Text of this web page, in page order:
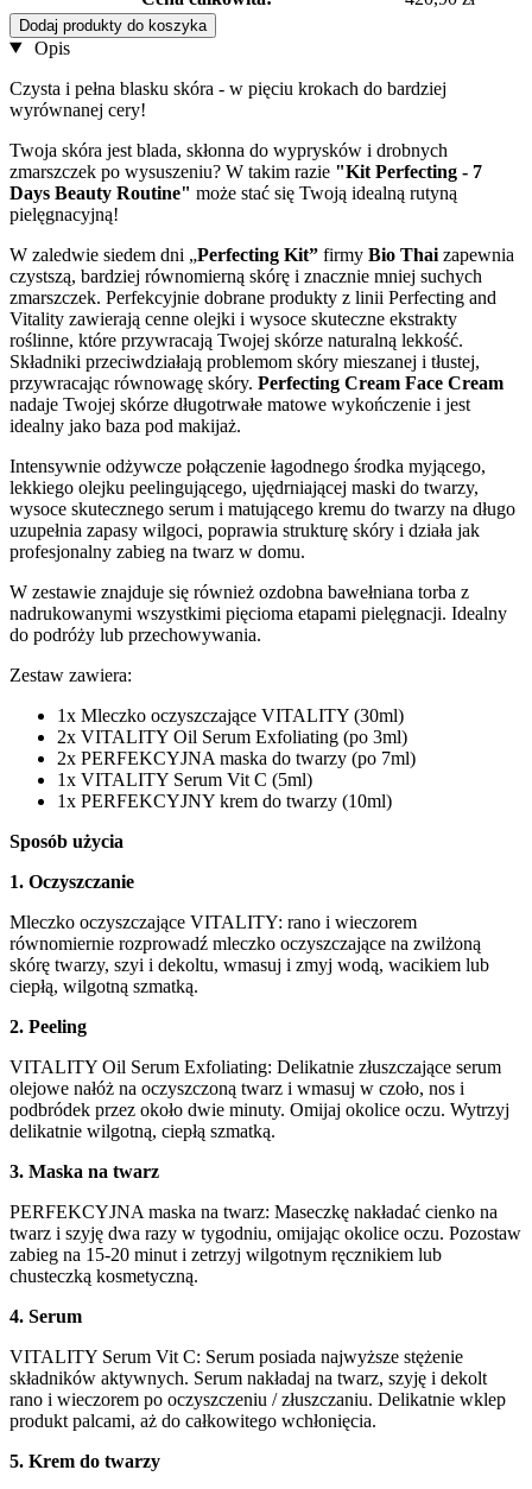
Dodaj produkty do koszyka
Opis
Czysta i pełna blasku skóra - w pięciu krokach do bardziej
wyrównanej cery!
Twoja skóra jest blada, skłonna do wyprysków i drobnych
zmarszczek po wysuszeniu? W takim razie "Kit Perfecting - 7
Days Beauty Routine" może stać się Twoją idealną rutyną
pielęgnacyjną!
W zaledwie siedem dni „Perfecting Kit” firmy Bio Thai zapewnia
czystszą, bardziej równomierną skórę i znacznie mniej suchych
zmarszczek. Perfekcyjnie dobrane produkty z linii Perfecting and
Vitality zawierają cenne olejki i wysoce skuteczne ekstrakty
roślinne, które przywracają Twojej skórze naturalną lekkość.
Składniki przeciwdziałają problemom skóry mieszanej i tłustej,
przywracając równowagę skóry. Perfecting Cream Face Cream
nadaje Twojej skórze długotrwałe matowe wykończenie i jest
idealny jako baza pod makijaż.
Intensywnie odżywcze połączenie łagodnego środka myjącego,
lekkiego olejku peelingującego, ujędrniającej maski do twarzy,
wysoce skutecznego serum i matującego kremu do twarzy na długo
uzupełnia zapasy wilgoci, poprawia strukturę skóry i działa jak
profesjonalny zabieg na twarz w domu.
W zestawie znajduje się również ozdobna bawełniana torba z
nadrukowanymi wszystkimi pięcioma etapami pielęgnacji. Idealny
do podróży lub przechowywania.
Zestaw zawiera:
1x Mleczko oczyszczające VITALITY (30ml)
2x VITALITY Oil Serum Exfoliating (po 3ml)
2x PERFEKCYJNA maska do twarzy (po 7ml)
1x VITALITY Serum Vit C (5ml)
1x PERFEKCYJNY krem do twarzy (10ml)
Sposób użycia
1. Oczyszczanie
Mleczko oczyszczające VITALITY: rano i wieczorem
równomiernie rozprowadź mleczko oczyszczające na zwilżoną
skórę twarzy, szyi i dekoltu, wmasuj i zmyj wodą, wacikiem lub
ciepłą, wilgotną szmatką.
2. Peeling
VITALITY Oil Serum Exfoliating: Delikatnie złuszczające serum
olejowe nałóż na oczyszczoną twarz i wmasuj w czoło, nos i
podbródek przez około dwie minuty. Omijaj okolice oczu. Wytrzyj
delikatnie wilgotną, ciepłą szmatką.
3. Maska na twarz
PERFEKCYJNA maska na twarz: Maseczkę nakładać cienko na
twarz i szyję dwa razy w tygodniu, omijając okolice oczu. Pozostaw
zabieg na 15-20 minut i zetrzyj wilgotnym ręcznikiem lub
chusteczką kosmetyczną.
4. Serum
VITALITY Serum Vit C: Serum posiada najwyższe stężenie
składników aktywnych. Serum nakładaj na twarz, szyję i dekolt
rano i wieczorem po oczyszczeniu / złuszczaniu. Delikatnie wklep
produkt palcami, aż do całkowitego wchłonięcia.
5. Krem do twarzy